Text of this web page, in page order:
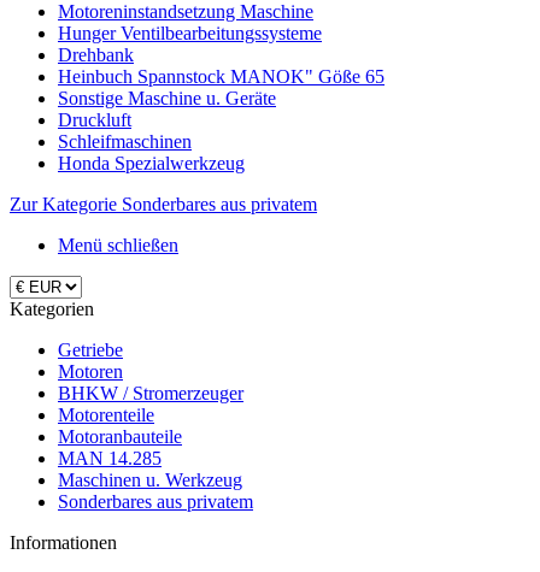
Motoreninstandsetzung Maschine
Hunger Ventilbearbeitungssysteme
Drehbank
Heinbuch Spannstock MANOK" Göße 65
Sonstige Maschine u. Geräte
Druckluft
Schleifmaschinen
Honda Spezialwerkzeug
Zur Kategorie Sonderbares aus privatem
Menü schließen
Kategorien
Getriebe
Motoren
BHKW / Stromerzeuger
Motorenteile
Motoranbauteile
MAN 14.285
Maschinen u. Werkzeug
Sonderbares aus privatem
Informationen